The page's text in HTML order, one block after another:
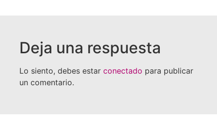
Deja una respuesta
Lo siento, debes estar conectado para publicar
un comentario.